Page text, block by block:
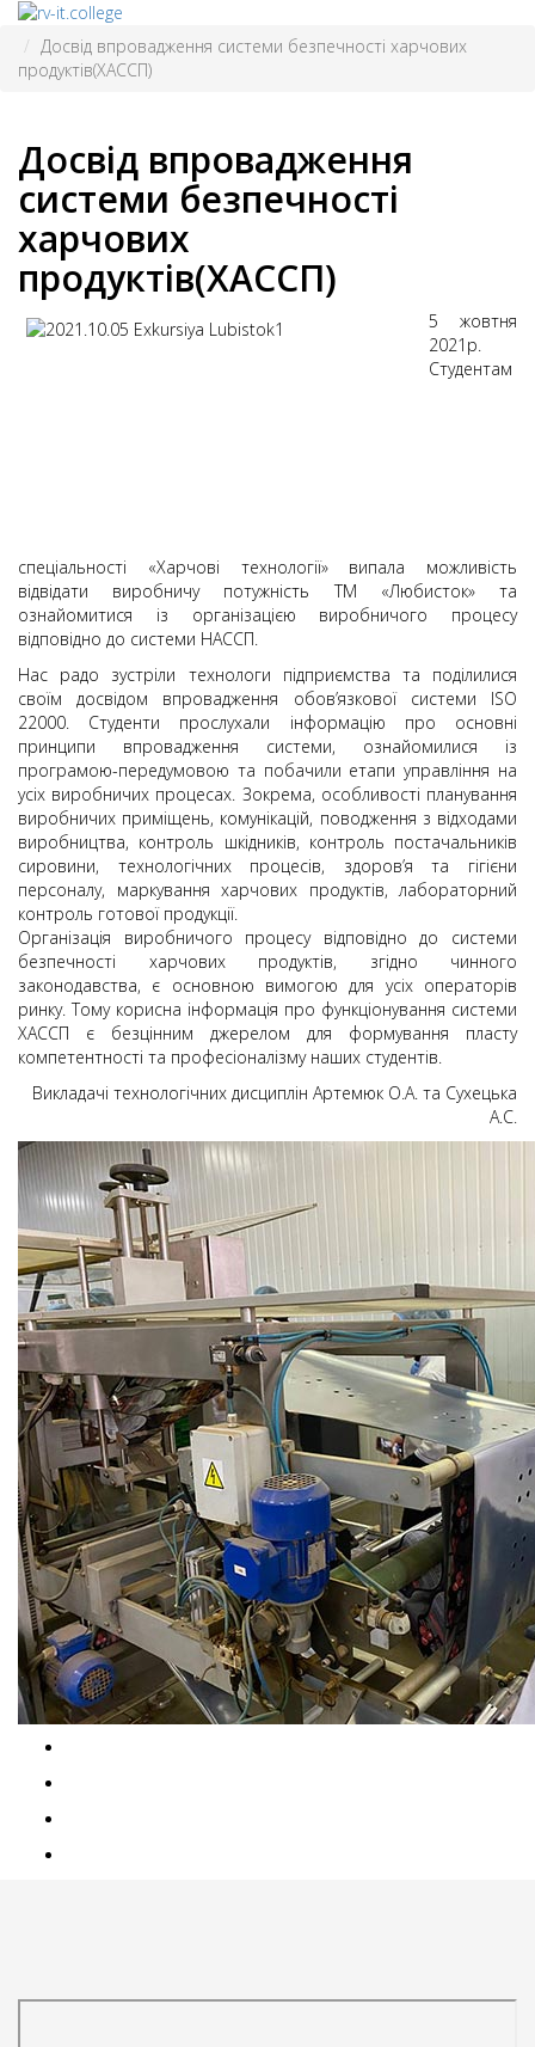
Досвід впровадження системи безпечності харчових
продуктів(ХАССП)
Досвід впровадження
системи безпечності
харчових
продуктів(ХАССП)
5 жовтня
2021р.
Студентам
спеціальності «Харчові технології» випала можливість
відвідати виробничу потужність ТМ «Любисток» та
ознайомитися із організацією виробничого процесу
відповідно до системи НАССП.
Нас радо зустріли технологи підприємства та поділилися
своїм досвідом впровадження обов’язкової системи ISO
22000. Студенти прослухали інформацію про основні
принципи впровадження системи, ознайомилися із
програмою-передумовою та побачили етапи управління на
усіх виробничих процесах. Зокрема, особливості планування
виробничих приміщень, комунікацій, поводження з відходами
виробництва, контроль шкідників, контроль постачальників
сировини, технологічних процесів, здоров’я та гігієни
персоналу, маркування харчових продуктів, лабораторний
контроль готової продукції.
Організація виробничого процесу відповідно до системи
безпечності харчових продуктів, згідно чинного
законодавства, є основною вимогою для усіх операторів
ринку. Тому корисна інформація про функціонування системи
ХАССП є безцінним джерелом для формування пласту
компетентності та професіоналізму наших студентів.
Викладачі технологічних дисциплін Артемюк О.А. та Сухецька
А.С.